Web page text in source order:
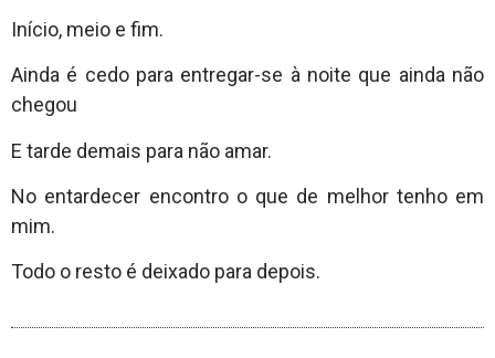
Início, meio e fim.
Ainda é cedo para entregar-se à noite que ainda não
chegou
E tarde demais para não amar.
No entardecer encontro o que de melhor tenho em
mim.
Todo o resto é deixado para depois.